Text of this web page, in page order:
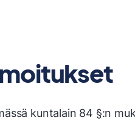
kuntalain 84 §:n